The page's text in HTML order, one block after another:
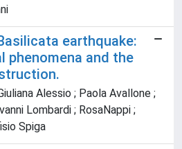
earthquake:
phenomena and the
Alessio ; Paola Avallone ;
Lombardi ; RosaNappi ;
Spiga